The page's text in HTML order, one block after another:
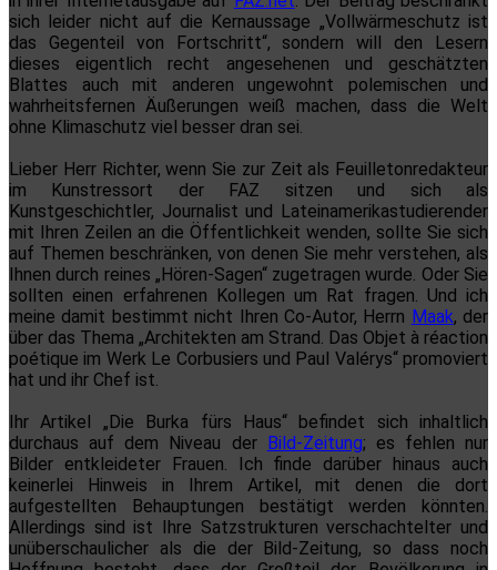
sich leider nicht auf die Kernaussage „Vollwärmeschutz ist
das Gegenteil von Fortschritt“, sondern will den Lesern
dieses eigentlich recht angesehenen und geschätzten
Blattes auch mit anderen ungewohnt polemischen und
wahrheitsfernen Äußerungen weiß machen, dass die Welt
ohne Klimaschutz viel besser dran sei.
Lieber Herr Richter, wenn Sie zur Zeit als Feuilletonredakteur
im Kunstressort der FAZ sitzen und sich als
Kunstgeschichtler, Journalist und Lateinamerikastudierender
mit Ihren Zeilen an die Öffentlichkeit wenden, sollte Sie sich
auf Themen beschränken, von denen Sie mehr verstehen, als
Ihnen durch reines „Hören-Sagen“ zugetragen wurde. Oder Sie
sollten einen erfahrenen Kollegen um Rat fragen. Und ich
meine damit bestimmt nicht Ihren Co-Autor, Herrn Maak, der
über das Thema „Architekten am Strand. Das Objet à réaction
poétique im Werk Le Corbusiers und Paul Valérys“ promoviert
hat und ihr Chef ist.
Ihr Artikel „Die Burka fürs Haus“ befindet sich inhaltlich
durchaus auf dem Niveau der Bild-Zeitung; es fehlen nur
Bilder entkleideter Frauen. Ich finde darüber hinaus auch
keinerlei Hinweis in Ihrem Artikel, mit denen die dort
aufgestellten Behauptungen bestätigt werden könnten.
Allerdings sind ist Ihre Satzstrukturen verschachtelter und
unüberschaulicher als die der Bild-Zeitung, so dass noch